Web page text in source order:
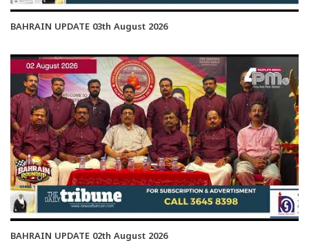
BAHRAIN UPDATE 03th August 2026
BAHRAIN UPDATE 02th August 2026